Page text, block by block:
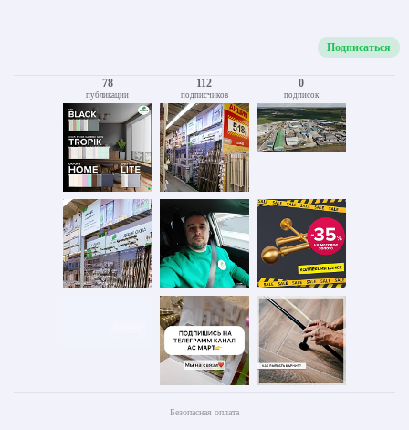
Подписаться
78
публикации
112
подписчиков
0
подписок
Безопасная оплата